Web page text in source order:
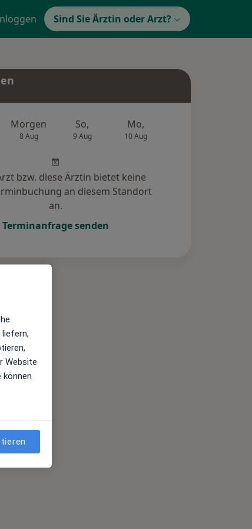
Sind Sie Ärztin oder Arzt?
Morgen
8 Aug
So,
9 Aug
Mo,
10 Aug
bzw. diese Ärztin bietet keine
an diesem Standort
an.
Terminanfrage senden
Website
können